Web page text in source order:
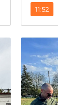
11:52